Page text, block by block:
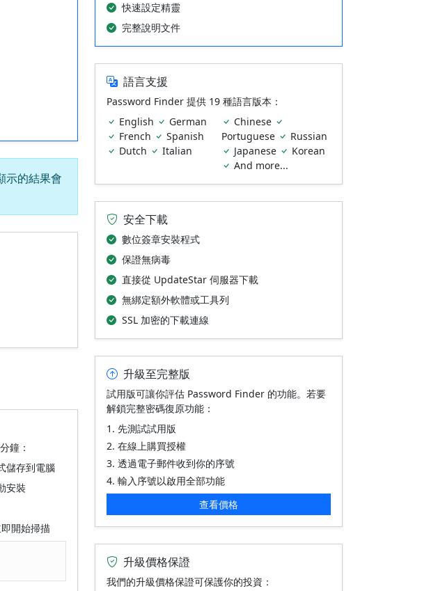
示的結果會
鐘：
儲存到電腦
安裝
開始掃描
快速設定精靈
完整說明文件
語言支援
Password Finder 提供 19 種語言版本：
English
German
French
Spanish
Dutch
Italian
Chinese
Portuguese
Russian
Japanese
Korean
And more...
安全下載
數位簽章安裝程式
保證無病毒
直接從 UpdateStar 伺服器下載
無綁定額外軟體或工具列
SSL 加密的下載連線
升級至完整版
試用版可讓你評估 Password Finder 的功能。若要
解鎖完整密碼復原功能：
先測試試用版
在線上購買授權
透過電子郵件收到你的序號
輸入序號以啟用全部功能
查看價格
升級價格保證
我們的升級價格保證可保護你的投資：